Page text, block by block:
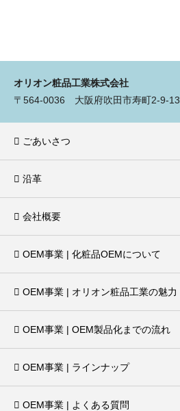
オリオン粧品工業株式会社
〒564-0036 大阪府吹田市寿町2-9-13
ごあいさつ
沿革
会社概要
OEM事業 | 化粧品OEMについて
OEM事業 | オリオン粧品工業の魅力
OEM事業 | OEM製品化までの流れ
OEM事業 | ラインナップ
OEM事業 | よくある質問